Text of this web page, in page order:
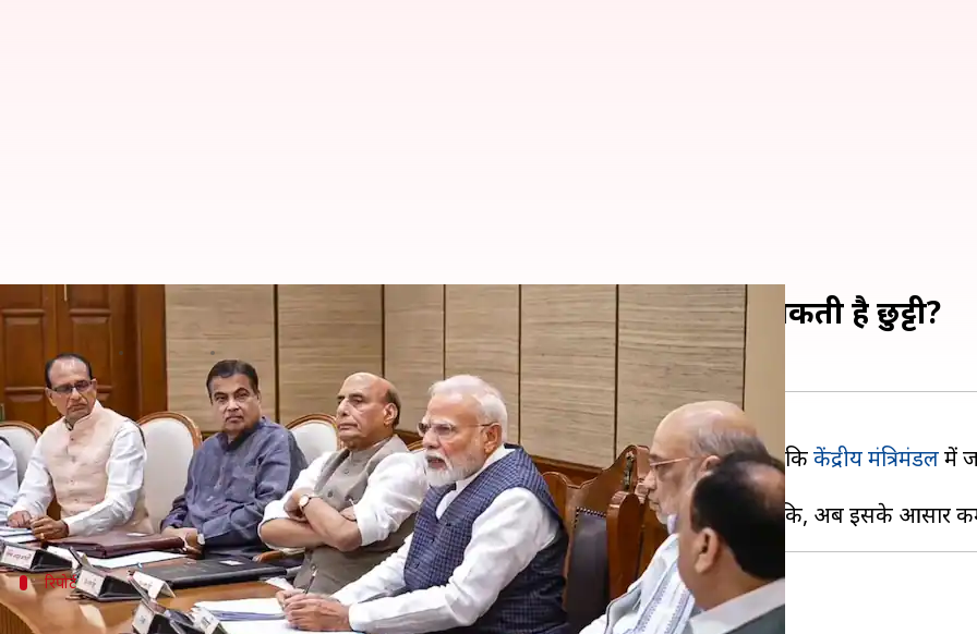
केंद्रीय मंत्रिमंडल में कब हो सकता है बदलाव, किन चेहरों की हो सकती है छुट्टी?
आबिद खान
क्या है खबर?
प्रधानमंत्रीनरेंद्र मोदी अपनी टीम में बदलाव करने की तैयारी कर रहे हैं। बीते कई दिनों से ऐसी खबरें हैं किकेंद्रीय मंत्रिमंडलमें
पिछले महीने मंत्रियों के प्रदर्शन की समीक्षा के बाद ऐसी अटकलों को और बल मिल गया है।
रिपोर्ट
मानसून सत्र के बाद हो सकता है बदलाव- रिपोर्ट